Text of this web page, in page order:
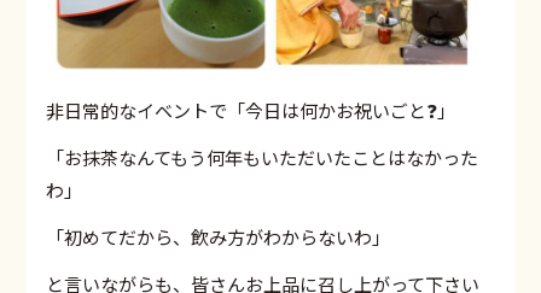
非日常的なイベントで「今日は何かお祝いごと❓」
「お抹茶なんてもう何年もいただいたことはなかった
わ」
「初めてだから、飲み方がわからないわ」
と言いながらも、皆さんお上品に召し上がって下さい